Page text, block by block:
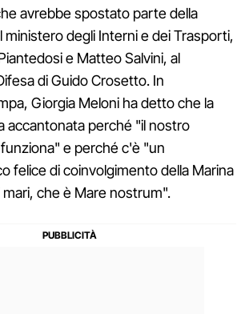
avrebbe spostato parte della
degli Interni e dei Trasporti,
e Matteo Salvini, al
di Guido Crosetto. In
Giorgia Meloni ha detto che la
accantonata perché "il nostro
e perché c'è "un
felice di coinvolgimento della Marina
che è Mare nostrum".